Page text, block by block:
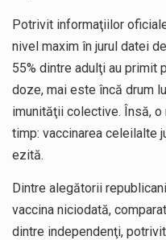
Potrivit informaţiilor
nivel maxim în jurul datei
55% dintre adulţi au primit
doze, mai este încă drum
imunităţii colective. Însă, o
timp: vaccinarea celeilalte
ezită.
Dintre alegătorii
vaccina niciodată,
dintre independenţi,